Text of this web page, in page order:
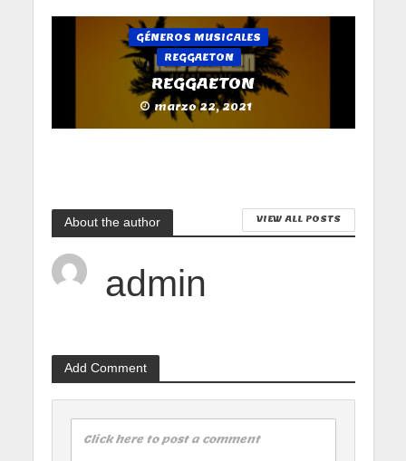
GÉNEROS MUSICALES
REGGAETON
REGGAETON
marzo 22, 2021
About the author VIEW ALL POSTS
admin
Add Comment
Click here to post a comment